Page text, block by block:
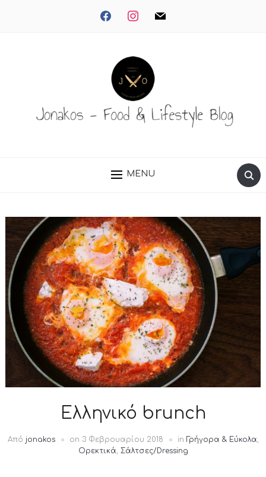
facebookinstagrammail
MENU
Ελληνικό brunch
Από jonakos on 3 Φεβρουαρίου 2018 in Γρήγορα & Εύκολα,
Ορεκτικά, Σάλτσες/Dressing